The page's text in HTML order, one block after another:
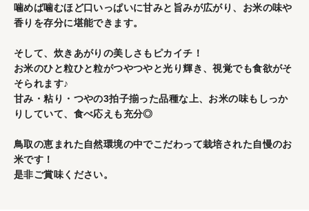
噛めば噛むほど口いっぱいに甘みと旨みが広がり、お米の味や
香りを存分に堪能できます。
そして、炊きあがりの美しさもピカイチ！
お米のひと粒ひと粒がつやつやと光り輝き、視覚でも食欲がそ
そられます♪
甘み・粘り・つやの3拍子揃った品種な上、お米の味もしっか
りしていて、食べ応えも充分◎
鳥取の恵まれた自然環境の中でこだわって栽培された自慢のお
米です！
是非ご賞味ください。